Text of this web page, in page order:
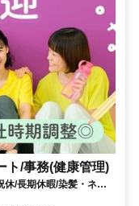
ト/事務(健康管理)
休/長期休暇/染髪・ネイ